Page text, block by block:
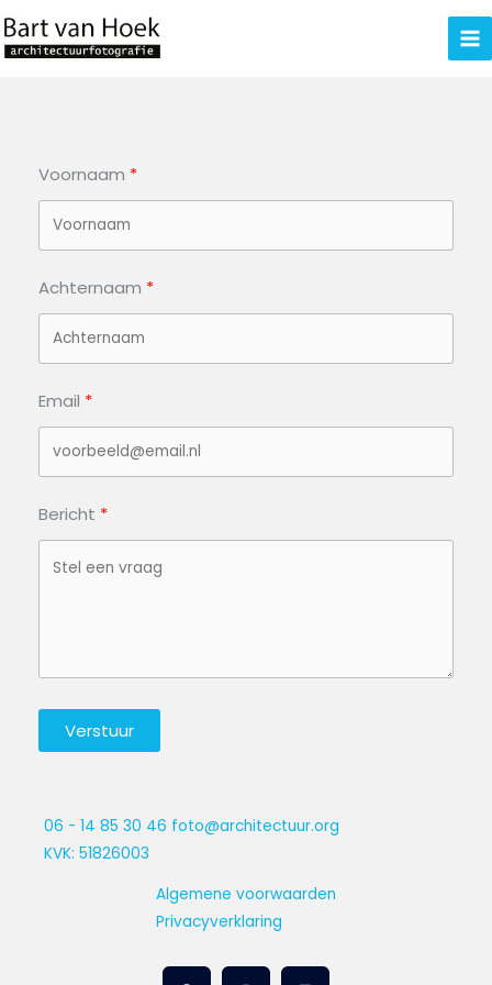
Ga
naar
Voornaam
Achternaam
Email
Bericht
Verstuur
06 - 14 85 30 46 foto@architectuur.org
KVK: 51826003
Algemene voorwaarden
Privacyverklaring